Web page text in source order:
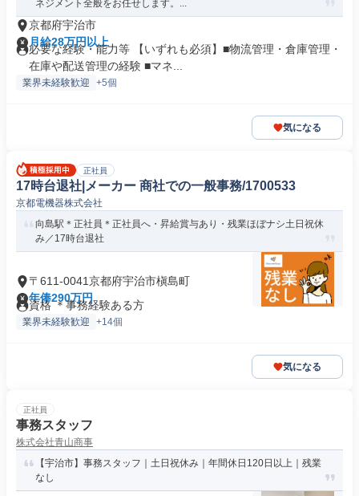
ネジメント全般をお任せします。...
京都府宇治市
月給28万円以上
必要な経験・能力等 【いずれも必須】■物流管理・倉庫管理・
在庫や配送管理の経験 ■マネ...
業界未経験歓迎 +5個
気になる
正社員
17時台退社|メーカー 商社での一般事務/1700533
京都電機器株式会社
向島駅＊正社員＊正社員へ・昇給賞与あり・残業ほぼナシ土日祝休
み／17時台退社
〒611-0041京都府宇治市槇島町
年俸290万円
資格 ＊事務経験ある方
業界未経験歓迎 +14個
気になる
正社員
事務スタッフ
株式会社青山商事
【宇治市】事務スタッフ｜土日祝休み｜年間休日120日以上｜残業
なし